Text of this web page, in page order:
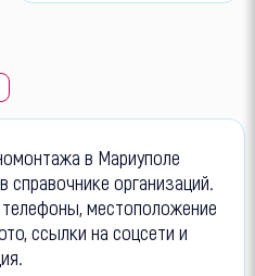
в Мариуполе
организаций.
местоположение
ссылки на соцсети и